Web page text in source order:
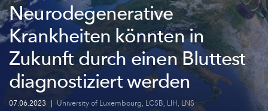
Neurodegenerative
Krankheiten könnten in
Zukunft durch einen Bluttest
diagnostiziert werden
07.06.2023 | University of Luxembourg, LCSB, LIH, LNS